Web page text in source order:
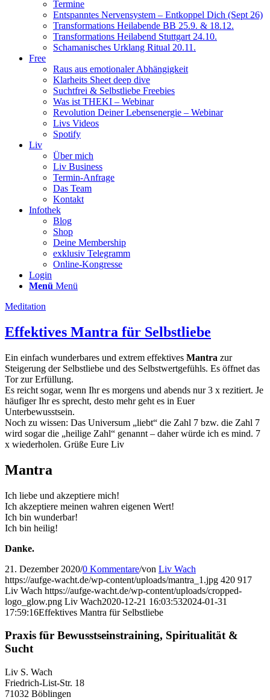
Termine
Entspanntes Nervensystem – Entkoppel Dich (Sept 26)
Transformations Heilabende BB 25.9. & 18.12.
Transformations Heilabend Stuttgart 24.10.
Schamanisches Urklang Ritual 20.11.
Free
Raus aus emotionaler Abhängigkeit
Klarheits Sheet deep dive
Suchtfrei & Selbstliebe Freebies
Was ist THEKI – Webinar
Revolution Deiner Lebensenergie – Webinar
Livs Videos
Spotify
Liv
Über mich
Liv Business
Termin-Anfrage
Das Team
Kontakt
Infothek
Blog
Shop
Deine Membership
exklusiv Telegramm
Online-Kongresse
Login
Menü Menü
Meditation
Effektives Mantra für Selbstliebe
Ein einfach wunderbares und extrem effektives Mantra zur
Steigerung der Selbstliebe und des Selbstwertgefühls. Es öffnet das
Tor zur Erfüllung.
Es reicht sogar, wenn Ihr es morgens und abends nur 3 x rezitiert. Je
häufiger Ihr es sprecht, desto mehr geht es in Euer
Unterbewusstsein.
Noch zu wissen: Das Universum „liebt“ die Zahl 7 bzw. die Zahl 7
wird sogar die „heilige Zahl“ genannt – daher würde ich es mind. 7
x wiederholen. Grüße Eure Liv
Mantra
Ich liebe und akzeptiere mich!
Ich akzeptiere meinen wahren eigenen Wert!
Ich bin wunderbar!
Ich bin heilig!
Danke.
21. Dezember 2020/0 Kommentare/von Liv Wach
https://aufge-wacht.de/wp-content/uploads/mantra_1.jpg 420 917
Liv Wach https://aufge-wacht.de/wp-content/uploads/cropped-
logo_glow.png Liv Wach2020-12-21 16:03:532024-01-31
17:59:16Effektives Mantra für Selbstliebe
Praxis für Bewusstseinstraining, Spiritualität &
Sucht
Liv S. Wach
Friedrich-List-Str. 18
71032 Böblingen